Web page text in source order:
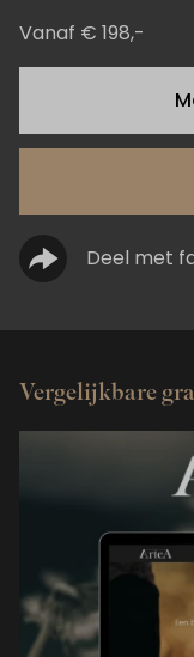
Vanaf € 198,-
Deel met
Vergelijkbare